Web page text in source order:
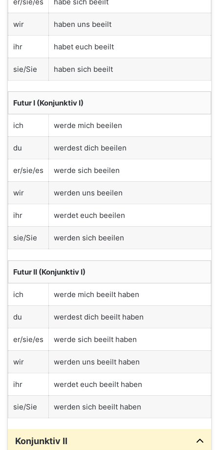
wir haben uns beeilt
ihr habet euch beeilt
sie/Sie haben sich beeilt
Futur I (Konjunktiv I)
ich werde mich beeilen
du werdest dich beeilen
er/sie/es werde sich beeilen
wir werden uns beeilen
ihr werdet euch beeilen
sie/Sie werden sich beeilen
Futur II (Konjunktiv I)
ich werde mich beeilt haben
du werdest dich beeilt haben
er/sie/es werde sich beeilt haben
wir werden uns beeilt haben
ihr werdet euch beeilt haben
sie/Sie werden sich beeilt haben
Konjunktiv II